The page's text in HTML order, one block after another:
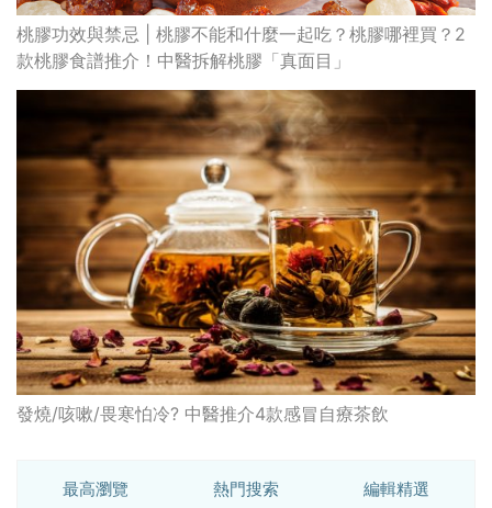
桃膠功效與禁忌 | 桃膠不能和什麼一起吃？桃膠哪裡買？2
款桃膠食譜推介！中醫拆解桃膠「真面目」
發燒/咳嗽/畏寒怕冷? 中醫推介4款感冒自療茶飲
最高瀏覽 熱門搜索 編輯精選